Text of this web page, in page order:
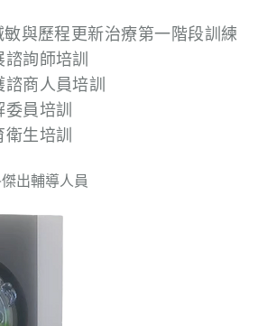
與歷程更新治療第一階段訓練
詢師培訓
商人員培訓
員培訓
生培訓
出輔導人員